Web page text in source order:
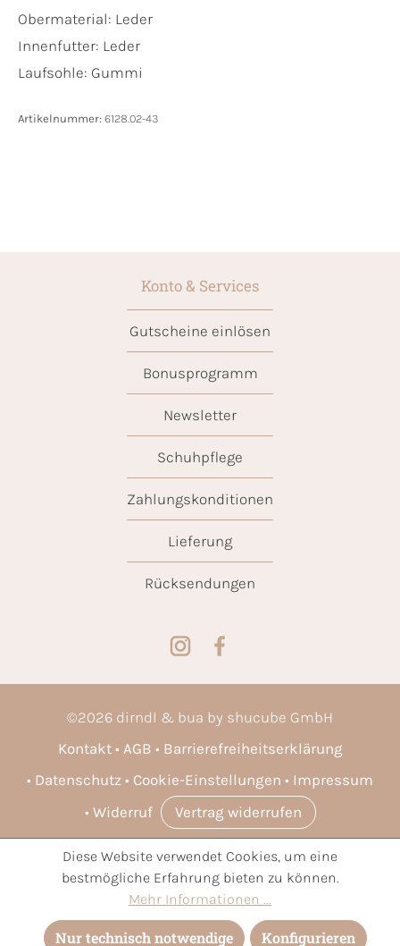
Obermaterial: Leder
Innenfutter: Leder
Laufsohle: Gummi
Artikelnummer: 6128.02-43
Konto & Services
Gutscheine einlösen
Bonusprogramm
Newsletter
Schuhpflege
Zahlungskonditionen
Lieferung
Rücksendungen
©2026 dirndl & bua by shucube GmbH
Kontakt
AGB
Barrierefreiheitserklärung
Datenschutz
Cookie-Einstellungen
Impressum
Widerruf
Vertrag widerrufen
* Alle Preise inkl. gesetzl. Mehrwertsteuer zzgl.Versandkosten
und ggf. Nachnahmegebühren, wenn nicht anders angegeben.
Diese Website verwendet Cookies, um eine
bestmögliche Erfahrung bieten zu können.
Mehr Informationen ...
Nur technisch notwendige Konfigurieren